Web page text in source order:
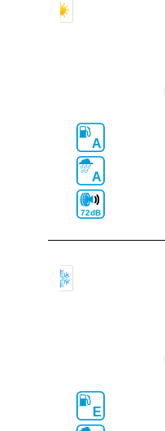
A
A
72dB
E